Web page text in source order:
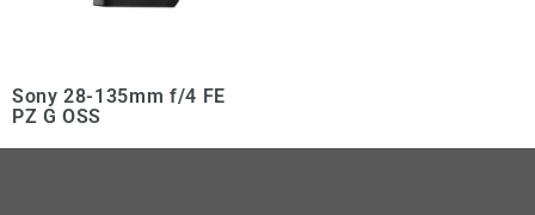
Sony 28-135mm f/4 FE
PZ G OSS